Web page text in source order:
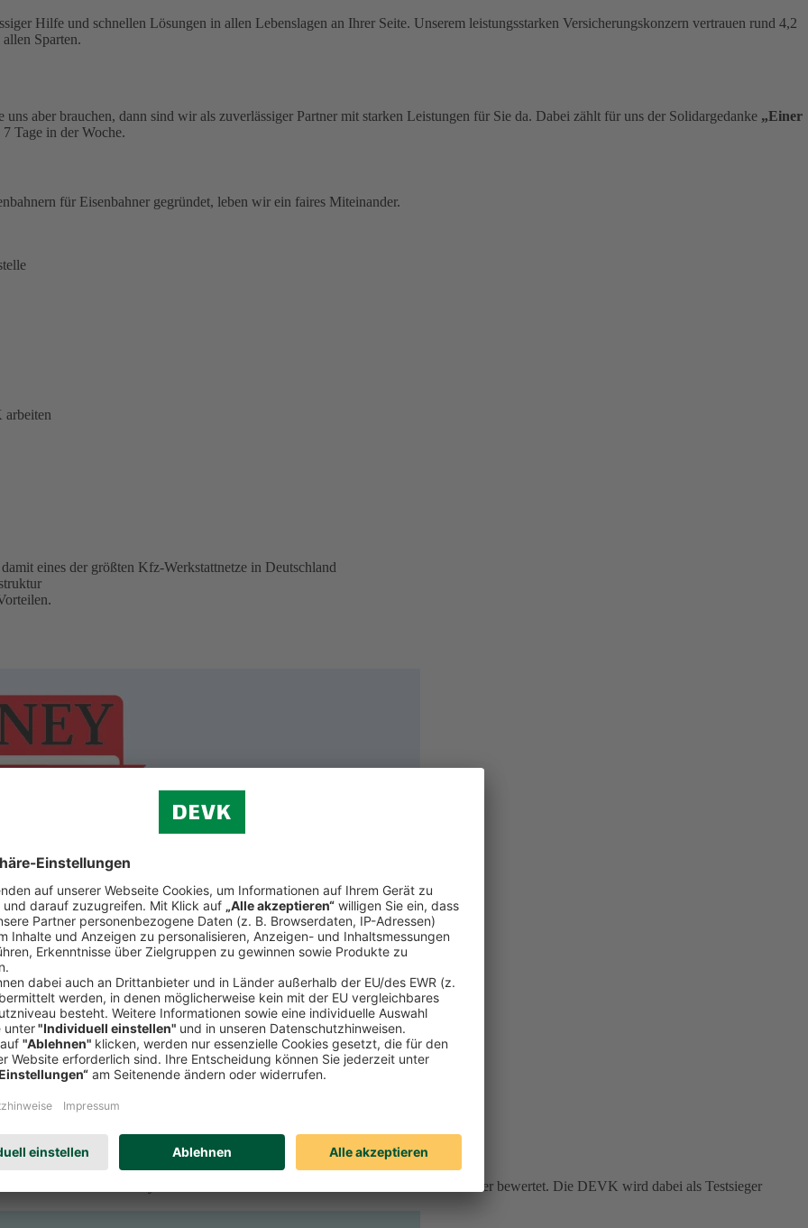
Hilfe und schnellen Lösungen in allen Lebenslagen an Ihrer Seite. Unserem leistungsstarken Versicherungskonzern vertrauen rund 4,2
Sparten.
aber brauchen, dann sind wir als zuverlässiger Partner mit starken Leistungen für Sie da. Dabei zählt für uns der Solidargedanke „Einer
Tage in der Woche.
für Eisenbahner gegründet, leben wir ein faires Miteinander.
arbeiten
eines der größten Kfz-Werkstattnetze in Deutschland
Zeitschrift Focus-Money die Verbraucherfreundlichkeit deutscher Serviceversicherer bewertet. Die DEVK wird dabei als Testsieger